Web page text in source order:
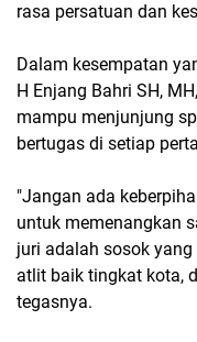
rasa persatuan dan
Dalam kesempatan
H Enjang Bahri SH,
mampu menjunjung
bertugas di setiap
"Jangan ada
untuk memenangkan
juri adalah sosok
atlit baik tingkat kota,
tegasnya.